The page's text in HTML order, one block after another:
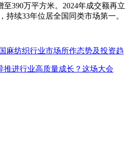
390万平方米。2024年成交额再立
持续33年位居全国同类市场第一。
麻纺织行业市场所作态势及投资趋
推进行业高质量成长？这场大会